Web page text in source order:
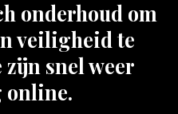
onderhoud om
veiligheid te
zijn snel weer
online.